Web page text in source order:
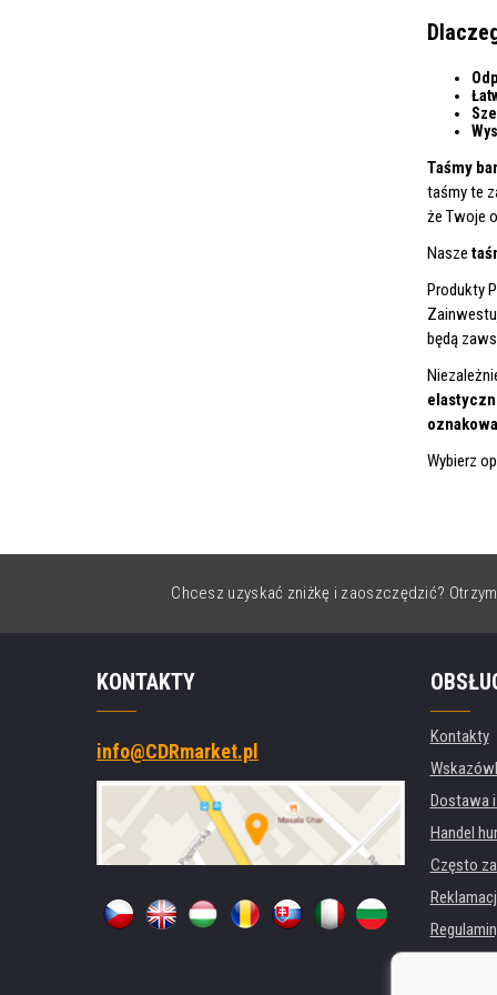
Taśmy
taśmy te
że Twoje
Nasze
Produkty
będą
Wybierz
Chcesz uzyskać zniżkę i zaoszczędzić?
KONTAKTY
info@CDRmarket.pl
Kontakty
Dostawa
Handel
Często